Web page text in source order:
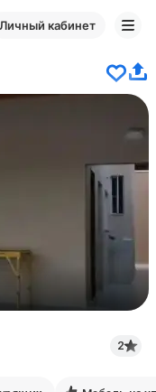
Личный кабинет
2